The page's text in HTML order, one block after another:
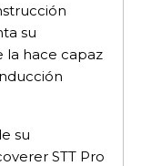
su
la hace capaz
su
STT Pro